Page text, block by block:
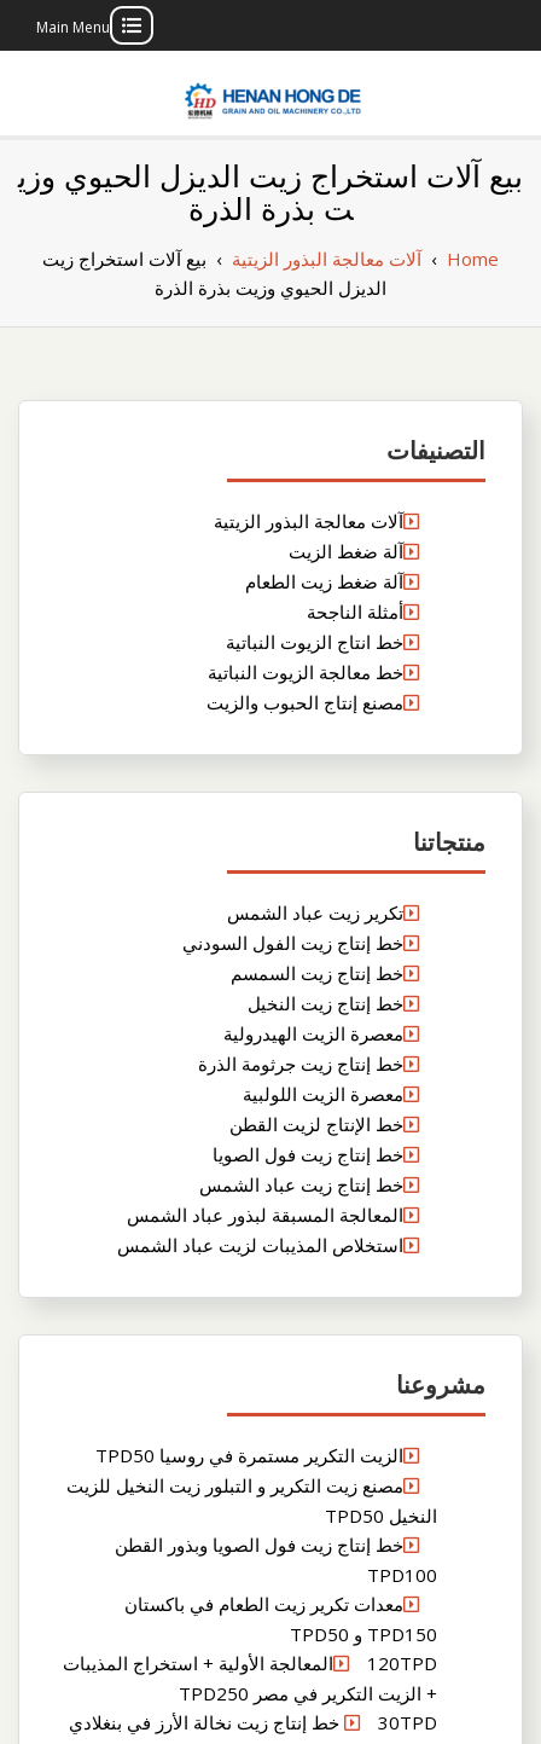
Main Menu
بناء مصنع إنتاج
الزيوت النباتية
الخاص بك
بيع آلات استخراج زيت الديزل الحيوي وزي
ت بذرة الذرة
Home
›آلات معالجة البذور الزيتية › بيع آلات استخراج زيت
الديزل الحيوي وزيت بذرة الذرة
التصنيفات
آلات معالجة البذور الزيتية
آلة ضغط الزيت
آلة ضغط زيت الطعام
أمثلة الناجحة
خط انتاج الزيوت النباتية
خط معالجة الزيوت النباتية
مصنع إنتاج الحبوب والزيت
منتجاتنا
تكرير زيت عباد الشمس
خط إنتاج زيت الفول السودني
خط إنتاج زيت السمسم
خط إنتاج زيت النخيل
معصرة الزيت الهيدرولية
خط إنتاج زيت جرثومة الذرة
معصرة الزيت اللولبية
خط الإنتاج لزيت القطن
خط إنتاج زيت فول الصويا
خط إنتاج زيت عباد الشمس
المعالجة المسبقة لبذور عباد الشمس
استخلاص المذيبات لزيت عباد الشمس
مشروعنا
الزيت التكرير مستمرة في روسيا TPD50
مصنع زيت التكرير و التبلور زيت النخيل للزيت
النخيل TPD50
خط إنتاج زيت فول الصويا وبذور القطن
TPD100
معدات تكرير زيت الطعام في باكستان
TPD150 و TPD50
120TPDالمعالجة الأولية + استخراج المذيبات
+ الزيت التكرير في مصر TPD250
30TPD خط إنتاج زيت نخالة الأرز في بنغلادي